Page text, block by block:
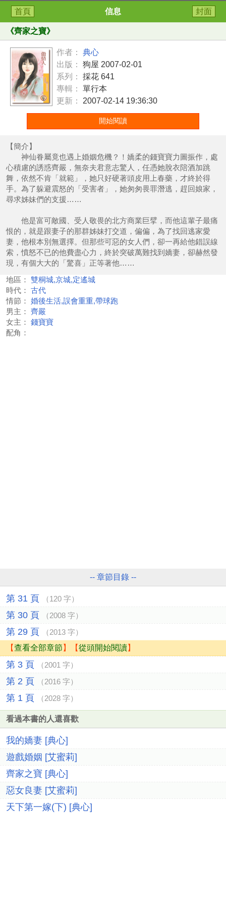
首頁 信息 封面
《齊家之寶》
作者：
典心
出版：
狗屋 2007-02-01
系列：
採花 641
專輯：
單行本
更新：
2007-02-14 19:36:30
開始閱讀
【簡介】
神仙眷屬竟也遇上婚姻危機？！嬌柔的錢寶寶力圖振作，處
心積慮的誘惑齊嚴，無奈夫君意志驚人，任憑她脫衣陪酒加跳
舞，依然不肯「就範」，她只好硬著頭皮用上春藥，才終於得
手。為了躲避震怒的「受害者」，她匆匆畏罪潛逃，趕回娘家，
尋求姊妹們的支援……
他是富可敵國、受人敬畏的北方商業巨擘，而他這輩子最痛
恨的，就是跟妻子的那群姊妹打交道，偏偏，為了找回逃家愛
妻，他根本別無選擇。但那些可惡的女人們，卻一再給他錯誤線
索，憤怒不已的他費盡心力，終於突破萬難找到嬌妻，卻赫然發
現，有個大大的「驚喜」正等著他……
地區：
雙桐城,京城,定遙城
時代：
古代
情節：
婚後生活,誤會重重,帶球跑
男主：
齊嚴
女主：
錢寶寶
配角：
-- 章節目錄 --
第 31 頁 （120 字）
第 30 頁 （2008 字）
第 29 頁 （2013 字）
【查看全部章節 】【從頭開始閱讀】
第 3 頁 （2001 字）
第 2 頁 （2016 字）
第 1 頁 （2028 字）
看過本書的人還喜歡
我的嬌妻 [典心]
遊戲婚姻 [艾蜜莉]
齊家之寶 [典心]
惡女良妻 [艾蜜莉]
天下第一嫁(下) [典心]